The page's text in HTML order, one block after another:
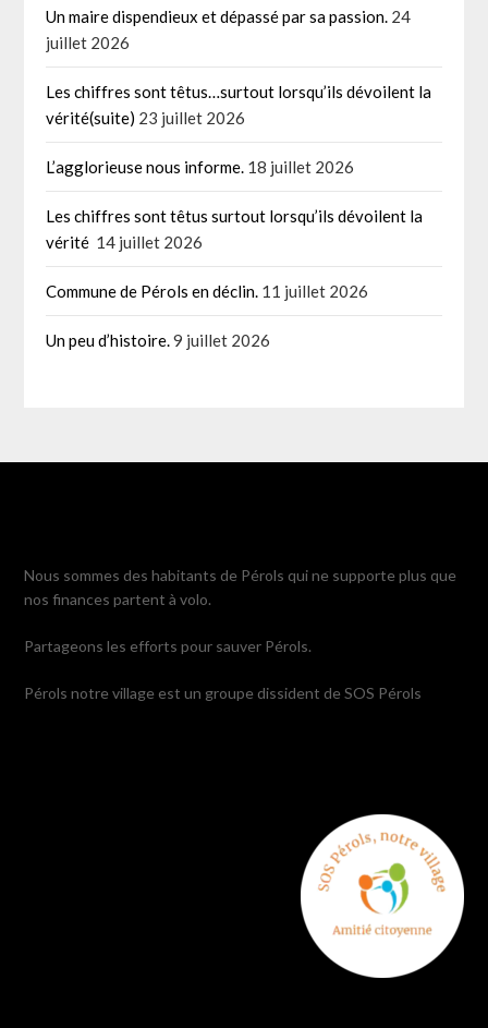
Un maire dispendieux et dépassé par sa passion. 24
juillet 2026
Les chiffres sont têtus…surtout lorsqu’ils dévoilent la
vérité(suite) 23 juillet 2026
L’agglorieuse nous informe. 18 juillet 2026
Les chiffres sont têtus surtout lorsqu’ils dévoilent la
vérité 14 juillet 2026
Commune de Pérols en déclin. 11 juillet 2026
Un peu d’histoire.9 juillet 2026
Nous sommes des habitants de Pérols qui ne supporte plus que
nos finances partent à volo.
Partageons les efforts pour sauver Pérols.
Pérols notre village est un groupe dissident de SOS Pérols